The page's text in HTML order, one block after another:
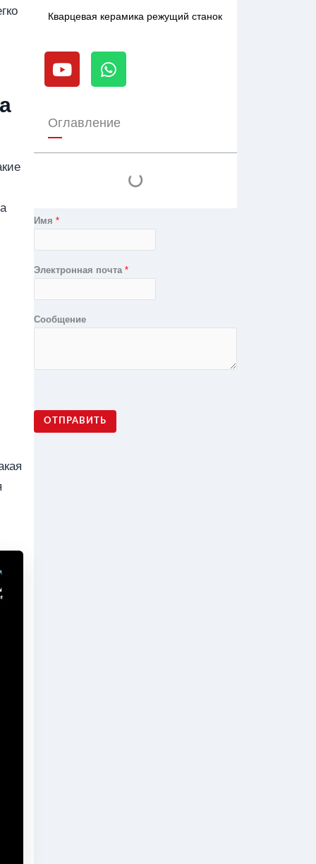
Кварцевая керамика режущий станок
Y
o
u
u
b
e
W
h
a
s
p
Оглавление
Имя*
Электронная почта*
Сообщение
ОТПРАВИТЬ